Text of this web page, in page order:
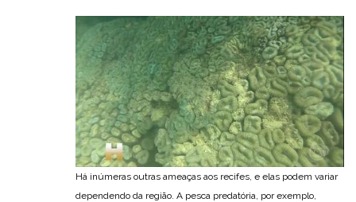
Há inúmeras outras ameaças aos recifes, e elas podem variar
dependendo da região. A pesca predatória, por exemplo,